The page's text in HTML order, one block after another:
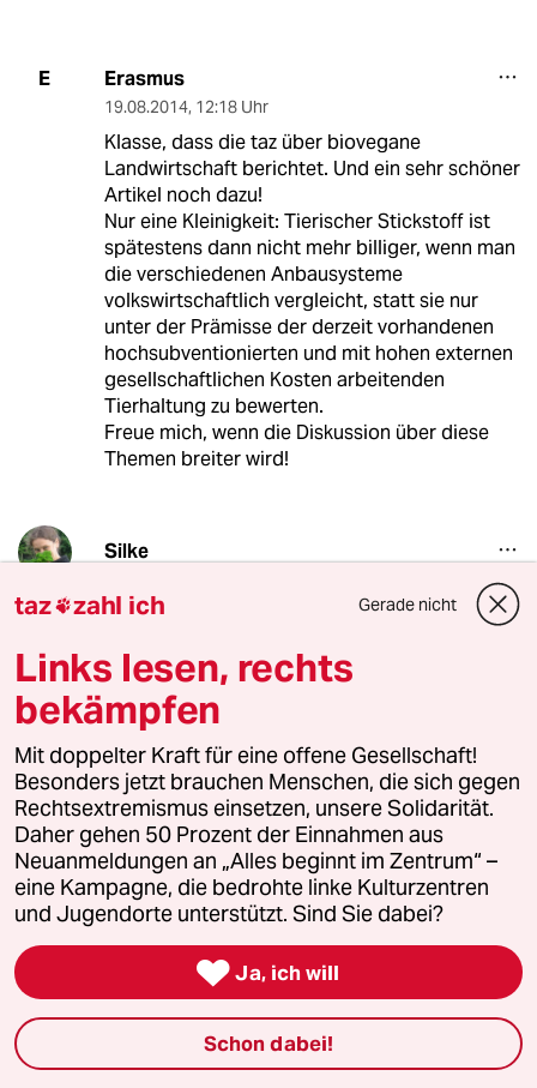
E Erasmus
19.08.2014, 12:18 Uhr
Klasse, dass die taz über biovegane
Landwirtschaft berichtet. Und ein sehr schöner
Artikel noch dazu!
Nur eine Kleinigkeit: Tierischer Stickstoff ist
spätestens dann nicht mehr billiger, wenn man
die verschiedenen Anbausysteme
volkswirtschaftlich vergleicht, statt sie nur
unter der Prämisse der derzeit vorhandenen
hochsubventionierten und mit hohen externen
gesellschaftlichen Kosten arbeitenden
Tierhaltung zu bewerten.
Freue mich, wenn die Diskussion über diese
Themen breiter wird!
Silke
Sehr schön beschrieben. Ich war vorletztes
begeistert von der Gemüsevielfalt und dem
Zusammenleben dort.
Schade, dass die Behauptung unkommentiert
bleibt: ", Tiere fräßen nun mal Pflanzen und
gäben die Nährstoffe durch ihren Mist an den
Boden zurück. Dies sei der „natürliche
Kreislauf" -> Das stimmt m.E. nicht, denn Tiere
verbrauchen auch einen großen Teil der
Nährstoffe für sich selbst - ihren Körperaufbau
und die Körperfunktionen. Diese Nährstoffe
könnten auch zur Düngung pflanzlicher
Lebensmittel dienen. Erhard Hennig schreibt
dazu in seinem Buch "Die Geheimnisse der
Bewahrerin unserer natürlichen
Lebensgrundlage.": „Stalldung ist nur ein Rest
taz zahl ich Gerade nicht
Links lesen, rechts
bekämpfen
Mit doppelter Kraft für eine offene Gesellschaft!
Besonders jetzt brauchen Menschen, die sich gegen
Rechtsextremismus einsetzen, unsere Solidarität.
Daher gehen 50 Prozent der Einnahmen aus
Neuanmeldungen an „Alles beginnt im Zentrum“ –
eine Kampagne, die bedrohte linke Kulturzentren
und Jugendorte unterstützt. Sind Sie dabei?
 Ja, ich will
Schon dabei!